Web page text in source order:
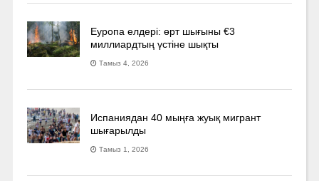
Еуропа елдері: өрт шығыны €3
миллиардтың үстіне шықты
Тамыз 4, 2026
Испаниядан 40 мыңға жуық мигрант
шығарылды
Тамыз 1, 2026